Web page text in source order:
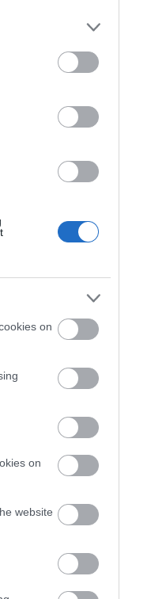
on
on
website
KIRAKAT
Tető, ami
családról
Döntsön
tetőcserepet!